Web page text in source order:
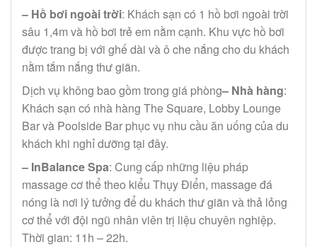
– Hồ bơi ngoài trời: Khách sạn có 1 hồ bơi ngoài trời
sâu 1,4m và hồ bơi trẻ em nằm cạnh. Khu vực hồ bơi
được trang bị với ghế dài và ô che nắng cho du khách
nằm tắm nắng thư giãn.
Dịch vụ không bao gồm trong giá phòng– Nhà hàng:
Khách sạn có nhà hàng The Square, Lobby Lounge
Bar và Poolside Bar phục vụ nhu cầu ăn uống của du
khách khi nghỉ dưỡng tại đây.
– InBalance Spa: Cung cấp những liệu pháp
massage cơ thể theo kiểu Thụy Điển, massage đá
nóng là nơi lý tưởng để du khách thư giãn và thả lỏng
cơ thể với đội ngũ nhân viên trị liệu chuyên nghiệp.
Thời gian: 11h – 22h.